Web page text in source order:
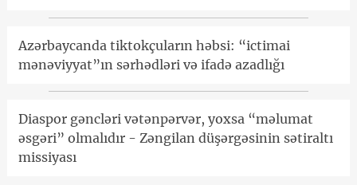
Azərbaycanda tiktokçuların həbsi: “ictimai
mənəviyyat”ın sərhədləri və ifadə azadlığı
Diaspor gəncləri vətənpərvər, yoxsa “məlumat
əsgəri” olmalıdır - Zəngilan düşərgəsinin sətiraltı
missiyası